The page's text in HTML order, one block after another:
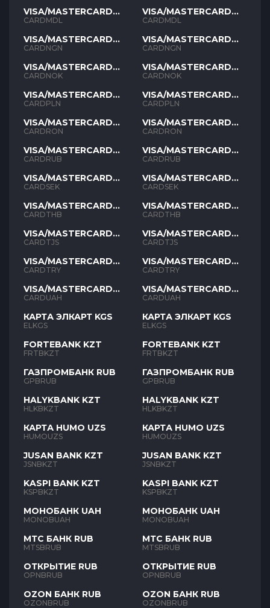
VISA/MASTERCARD
MDL
CARDMDL
VISA/MASTERCARD
NGN
CARDNGN
VISA/MASTERCARD
NOK
CARDNOK
VISA/MASTERCARD
PLN
CARDPLN
VISA/MASTERCARD
RON
CARDRON
VISA/MASTERCARD
RUB
CARDRUB
VISA/MASTERCARD
SEK
CARDSEK
VISA/MASTERCARD
THB
CARDTHB
VISA/MASTERCARD
TJS
CARDTJS
VISA/MASTERCARD
TYR
CARDTRY
VISA/MASTERCARD
UAH
CARDUAH
КАРТА ЭЛКАРТ KGS
ELKGS
FORTEBANK KZT
FRTBKZT
ГАЗПРОМБАНК RUB
GPBRUB
HALYKBANK KZT
HLKBKZT
КАРТА HUMO UZS
HUMOUZS
JUSAN BANK KZT
JSNBKZT
KASPI BANK KZT
KSPBKZT
МОНОБАНК UAH
MONOBUAH
МТС БАНК RUB
MTSBRUB
ОТКРЫТИЕ RUB
OPNBRUB
OZON БАНК RUB
OZONBRUB
VISA/MASTERCARD
MDL
CARDMDL
VISA/MASTERCARD
NGN
CARDNGN
VISA/MASTERCARD
NOK
CARDNOK
VISA/MASTERCARD
PLN
CARDPLN
VISA/MASTERCARD
RON
CARDRON
VISA/MASTERCARD
RUB
CARDRUB
VISA/MASTERCARD
SEK
CARDSEK
VISA/MASTERCARD
THB
CARDTHB
VISA/MASTERCARD
TJS
CARDTJS
VISA/MASTERCARD
TYR
CARDTRY
VISA/MASTERCARD
UAH
CARDUAH
КАРТА ЭЛКАРТ KGS
ELKGS
FORTEBANK KZT
FRTBKZT
ГАЗПРОМБАНК RUB
GPBRUB
HALYKBANK KZT
HLKBKZT
КАРТА HUMO UZS
HUMOUZS
JUSAN BANK KZT
JSNBKZT
KASPI BANK KZT
KSPBKZT
МОНОБАНК UAH
MONOBUAH
МТС БАНК RUB
MTSBRUB
ОТКРЫТИЕ RUB
OPNBRUB
OZON БАНК RUB
OZONBRUB